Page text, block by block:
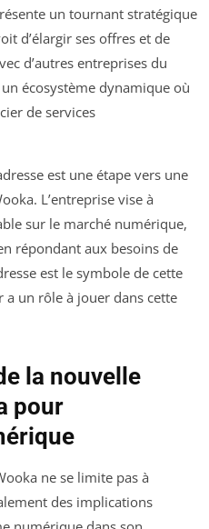
un tournant stratégique
d’élargir ses offres et de
d’autres entreprises du
écosystème dynamique où
de services
est une étape vers une
L’entreprise vise à
sur le marché numérique,
répondant aux besoins de
est le symbole de cette
un rôle à jouer dans cette
la nouvelle
pour
ne se limite pas à
des implications